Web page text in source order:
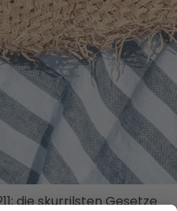
die skurrilsten Gesetze